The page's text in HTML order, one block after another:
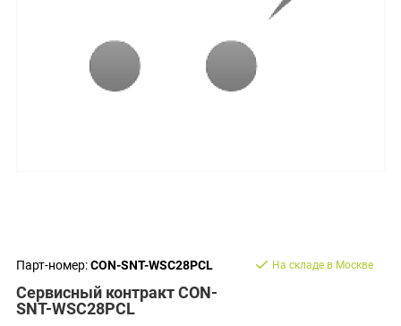
Парт-номер:CON-SNT-WSC28PCL
Сервисный контракт CON-
SNT-WSC28PCL
На складе в Москве